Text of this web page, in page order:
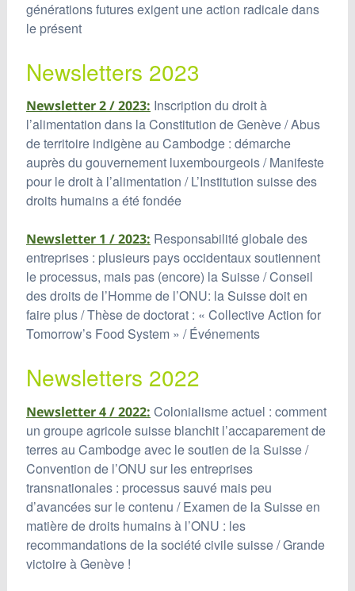
générations futures exigent une action radicale dans
le présent
Newsletters 2023
Newsletter 2 / 2023: Inscription du droit à
l’alimentation dans la Constitution de Genève / Abus
de territoire indigène au Cambodge : démarche
auprès du gouvernement luxembourgeois / Manifeste
pour le droit à l’alimentation / L’Institution suisse des
droits humains a été fondée
Newsletter 1 / 2023: Responsabilité globale des
entreprises : plusieurs pays occidentaux soutiennent
le processus, mais pas (encore) la Suisse / Conseil
des droits de l’Homme de l’ONU: la Suisse doit en
faire plus / Thèse de doctorat : « Collective Action for
Tomorrow’s Food System » / Événements
Newsletters 2022
Newsletter 4 / 2022: Colonialisme actuel : comment
un groupe agricole suisse blanchit l’accaparement de
terres au Cambodge avec le soutien de la Suisse /
Convention de l’ONU sur les entreprises
transnationales : processus sauvé mais peu
d’avancées sur le contenu / Examen de la Suisse en
matière de droits humains à l’ONU : les
recommandations de la société civile suisse / Grande
victoire à Genève !